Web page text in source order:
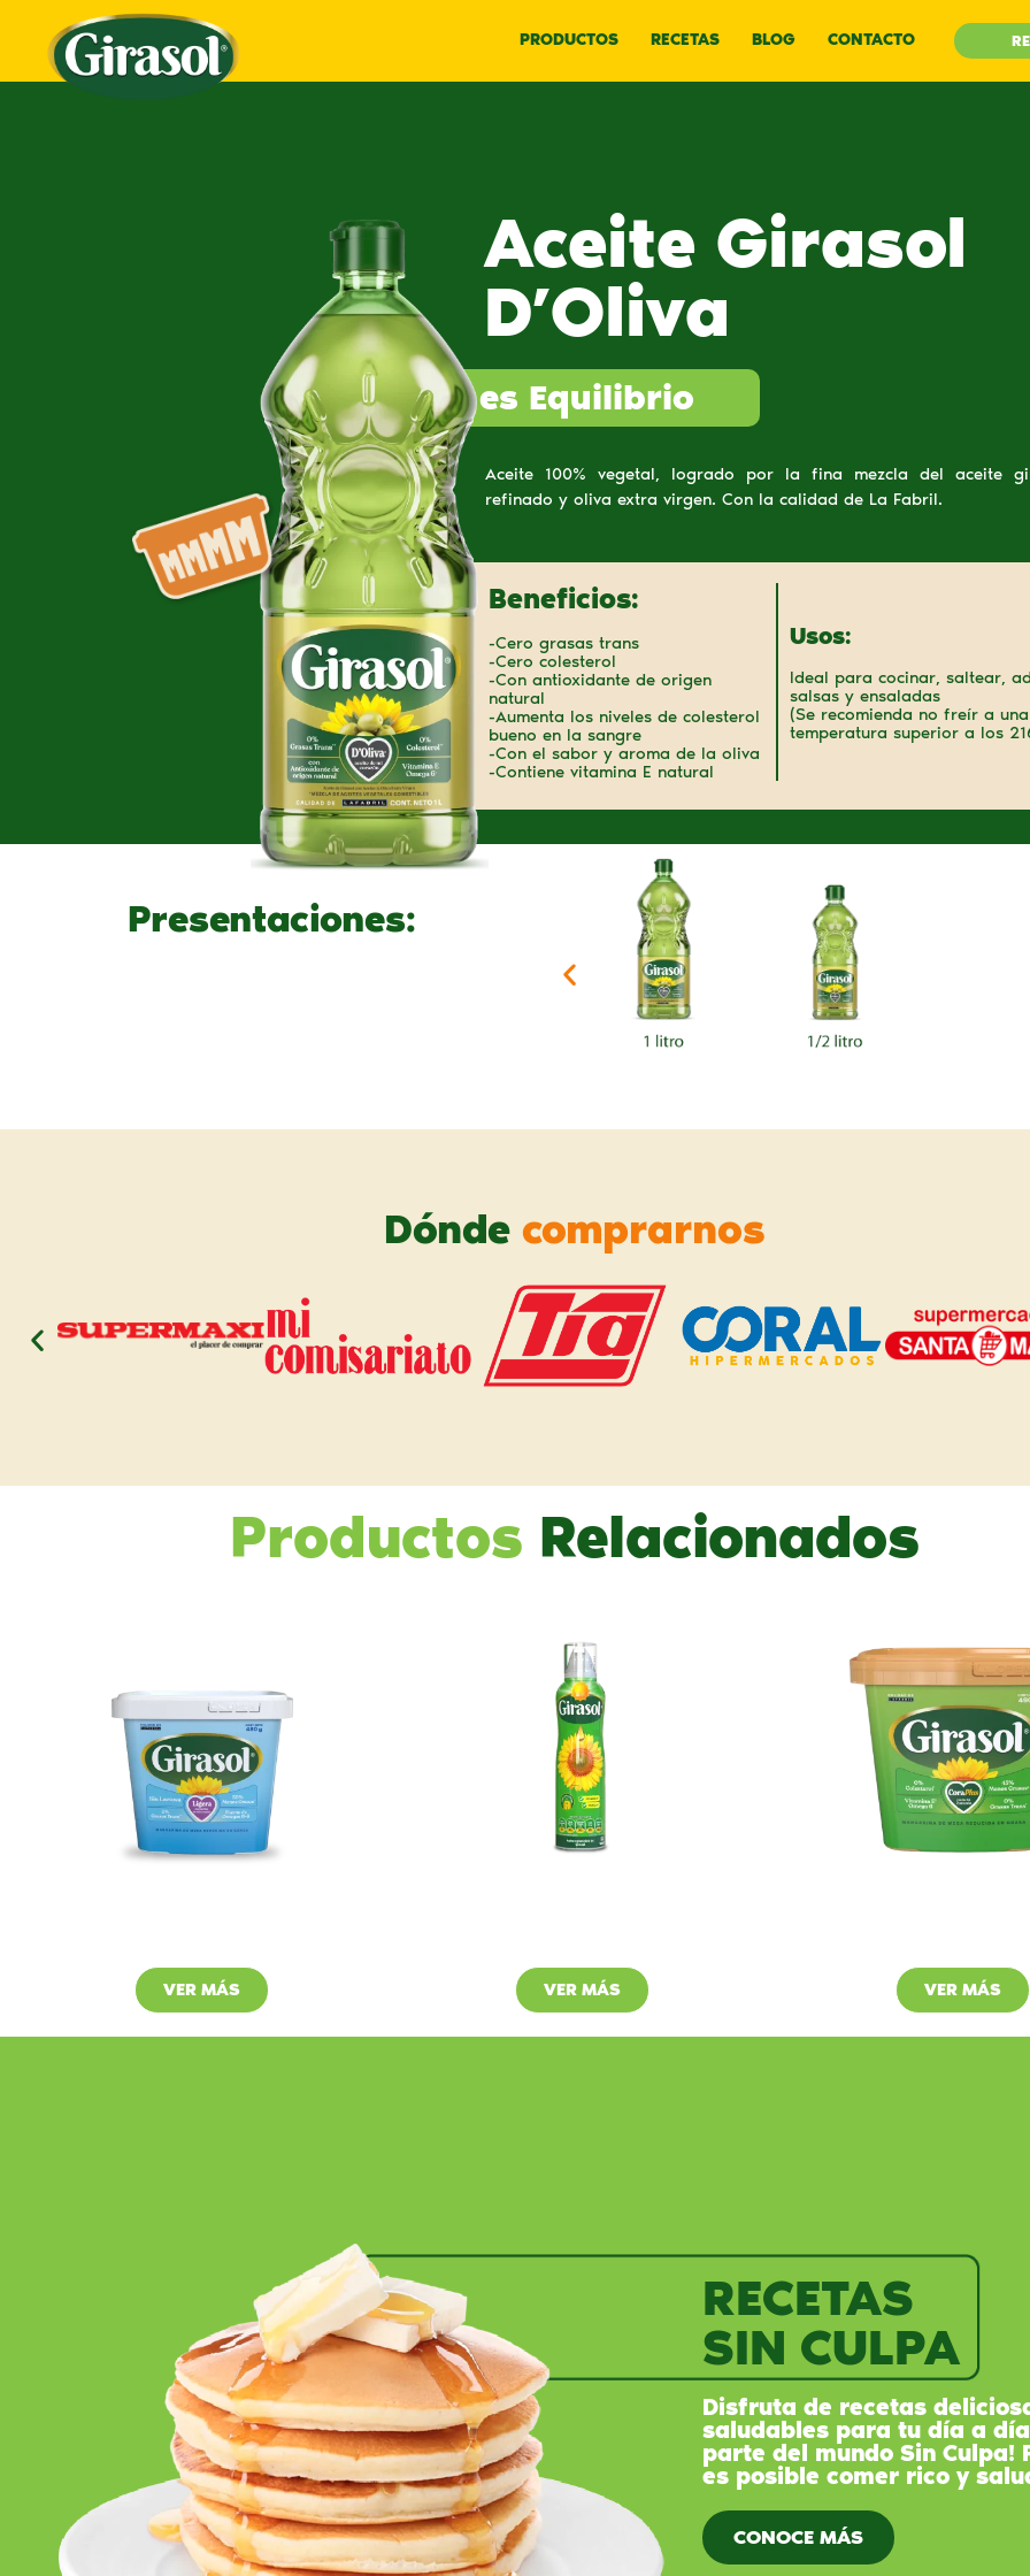
PRODUCTOS RECETAS BLOG CONTACTO
Aceite Girasol
D’Oliva
es Equilibrio
Aceite 100% vegetal, logrado por la fina mezcla del aceite
refinado y oliva extra virgen. Con la calidad de La Fabril.
Beneficios:
-Cero grasas trans
-Cero colesterol
-Con antioxidante de origen
natural
-Aumenta los niveles de colesterol
bueno en la sangre
-Con el sabor y aroma de la oliva
-Contiene vitamina E natural
Usos:
Ideal para cocinar, saltear,
salsas y ensaladas
(Se recomienda no freír a una
temperatura superior a los
Presentaciones:
Dónde comprarnos
Productos Relacionados
VER MÁS VER MÁS VER MÁS
RECETAS
SIN CULPA
Disfruta de recetas
saludables para tu día a
parte del mundo Sin Culpa!
es posible comer rico y
CONOCE MÁS